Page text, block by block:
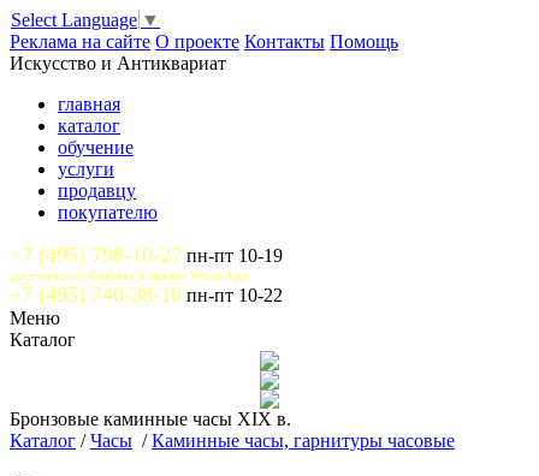
Select Language ▼
Реклама на сайте О проекте Контакты Помощь
Искусство и Антиквариат
главная
каталог
обучение
услуги
продавцу
покупателю
+7 (495) 798-10-27 пн-пт 10-19
доступны сообщения и звонки WhatsApp
+7 (495) 740-38-10 пн-пт 10-22
Меню
Каталог
Бронзовые каминные часы XIX в.
Каталог /Часы /Каминные часы, гарнитуры часовые